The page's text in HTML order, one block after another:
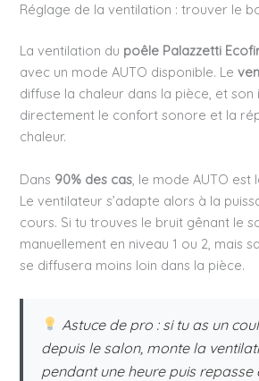
Réglage de la ventilation : trouver le
La ventilation du poêle Palazzetti
avec un mode AUTO disponible. Le
diffuse la chaleur dans la pièce, et
directement le confort sonore et la
chaleur.
Dans 90% des cas , le mode AUTO
Le ventilateur s’adapte alors à la
cours. Si tu trouves le bruit gênant le
manuellement en niveau 1 ou 2, mais
se diffusera moins loin dans la pièce.
Astuce de pro : si tu as un
depuis le salon, monte la
pendant une heure puis repasse